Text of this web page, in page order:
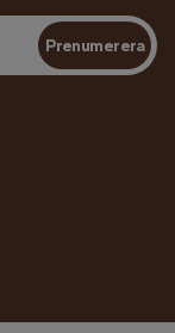
Prenumerera